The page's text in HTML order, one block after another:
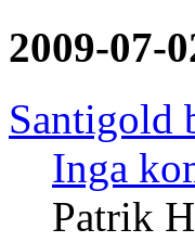
2009-07-
Santigold
Inga
Patrik